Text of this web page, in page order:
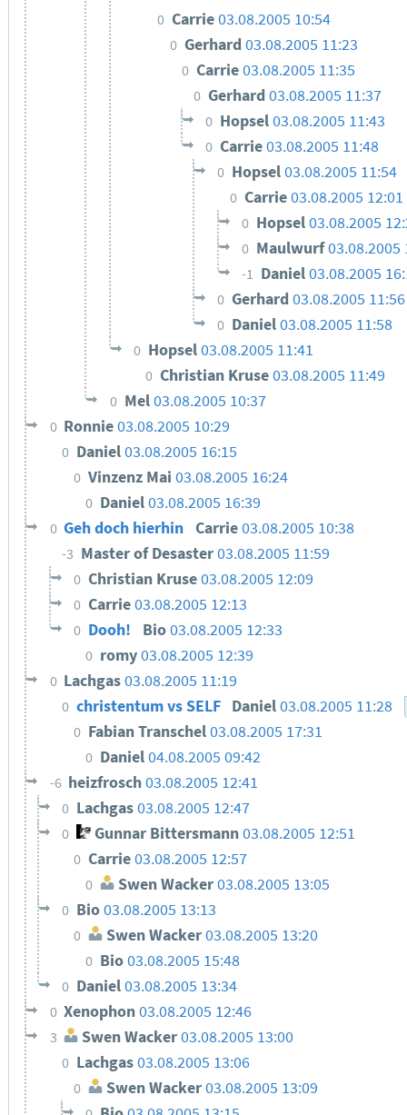
0 Carrie03.08.2005 10:54
0 Gerhard 03.08.2005 11:23
0 Carrie03.08.2005 11:35
0 Gerhard 03.08.2005 11:37
0 Hopsel03.08.2005 11:43
0 Carrie03.08.2005 11:48
0 Hopsel03.08.2005 11:54
0 Carrie03.08.2005 12:01
0 Hopsel03.08.2005
0 Maulwurf03.08.2005
-1 Daniel03.08.2005
0 Gerhard03.08.2005 11:56
0 Daniel03.08.2005 11:58
0 Hopsel03.08.2005 11:41
0 Christian Kruse03.08.2005 11:49
0 Mel03.08.2005 10:37
0 Ronnie03.08.2005 10:29
0 Daniel03.08.2005 16:15
0 Vinzenz Mai 03.08.2005 16:24
0 Daniel03.08.2005 16:39
0 Geh doch hierhin Carrie03.08.2005 10:38
-3 Master of Desaster03.08.2005 11:59
0 Christian Kruse03.08.2005 12:09
0 Carrie03.08.2005 12:13
0 Dooh! Bio03.08.2005 12:33
0 romy03.08.2005 12:39
0 Lachgas03.08.2005 11:19
0 christentum vs SELF Daniel03.08.2005 11:28
0 Fabian Transchel03.08.2005 17:31
0 Daniel04.08.2005 09:42
-6 heizfrosch03.08.2005 12:41
0 Lachgas03.08.2005 12:47
0 Gunnar Bittersmann 03.08.2005 12:51
0 Carrie03.08.2005 12:57
0 Swen Wacker03.08.2005 13:05
0 Bio03.08.2005 13:13
0 Swen Wacker03.08.2005 13:20
0 Bio03.08.2005 15:48
0 Daniel03.08.2005 13:34
0 Xenophon03.08.2005 12:46
3 Swen Wacker03.08.2005 13:00
0 Lachgas03.08.2005 13:06
0 Swen Wacker03.08.2005 13:09